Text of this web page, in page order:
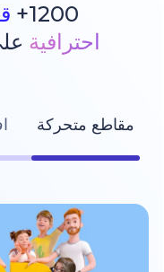
قوالب
على يد
افتتاحيات